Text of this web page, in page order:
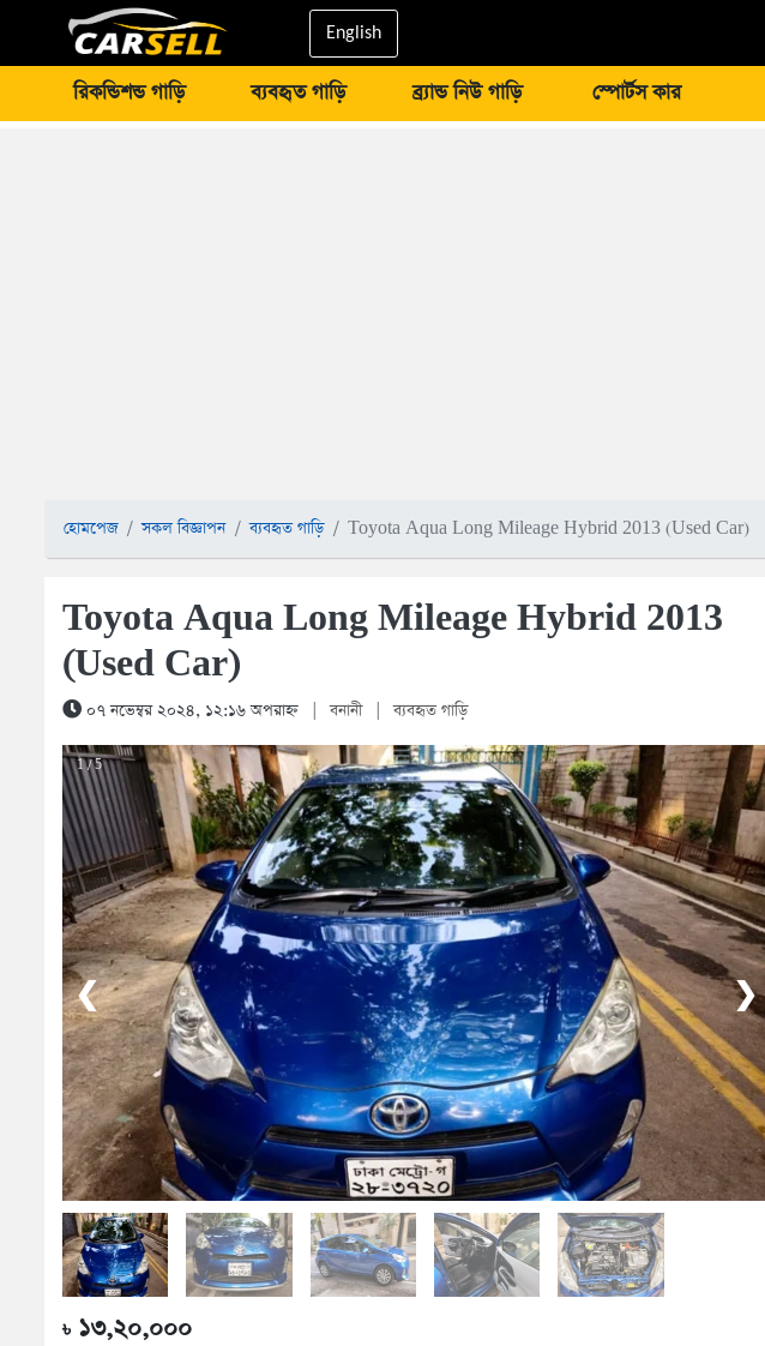
English
রিকন্ডিশন্ড গাড়ি ব্যবহৃত গাড়ি ব্র্যান্ড নিউ গাড়ি স্পোর্টস কার
হোমপেজ সকল বিজ্ঞাপন ব্যবহৃত গাড়ি Toyota Aqua Long Mileage Hybrid 2013 (Used Car)
Toyota Aqua Long Mileage Hybrid 2013
(Used Car)
০৭ নভেম্বর ২০২৪, ১২:১৬ অপরাহ্ন বনানী ব্যবহৃত গাড়ি
1 / 5
❮ ❯
৳১৩,২০,০০০